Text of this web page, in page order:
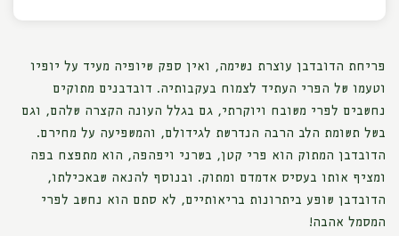
פריחת הדובדבן עוצרת נשימה, ואין ספק שיופיה מעיד על יופיו
וטעמו של הפרי העתיד לצמוח בעקבותיה. דובדבנים מתוקים
נחשבים לפרי משובח ויוקרתי, גם בגלל העונה הקצרה שלהם, וגם
בשל תשומת הלב הרבה הנדרשת לגידולם, והמשפיעה על מחירם.
הדובדבן המתוק הוא פרי קטן, בשרני ויפהפה, הוא מתפצח בפה
ומציף אותו בעסיס אדמדם ומתוק. ובנוסף להנאה שבאכילתו,
הדובדבן שופע ביתרונות בריאותיים, לא סתם הוא נחשב לפרי
המסמל אהבה!